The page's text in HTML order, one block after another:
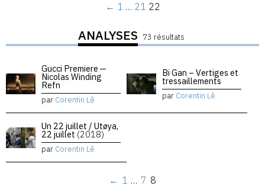
← 1 … 21 22
ANALYSES 73 résultats
Gucci Premiere —
Nicolas Winding
Refn
par Corentin Lê
Bi Gan – Vertiges et
tressaillements
par Corentin Lê
Un 22 juillet / Utøya,
22 juillet (2018)
par Corentin Lê
← 1 … 7 8